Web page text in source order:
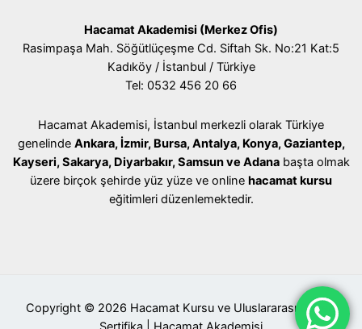
Hacamat Akademisi (Merkez Ofis)
Rasimpaşa Mah. Söğütlüçeşme Cd. Siftah Sk. No:21 Kat:5
Kadıköy / İstanbul / Türkiye
Tel: 0532 456 20 66
Hacamat Akademisi, İstanbul merkezli olarak Türkiye
genelinde Ankara, İzmir, Bursa, Antalya, Konya, Gaziantep,
Kayseri, Sakarya, Diyarbakır, Samsun ve Adanabaşta olmak
üzere birçok şehirde yüz yüze ve online hacamat kursu
eğitimleri düzenlemektedir.
Copyright © 2026 Hacamat Kursu ve Uluslararası Geçerli